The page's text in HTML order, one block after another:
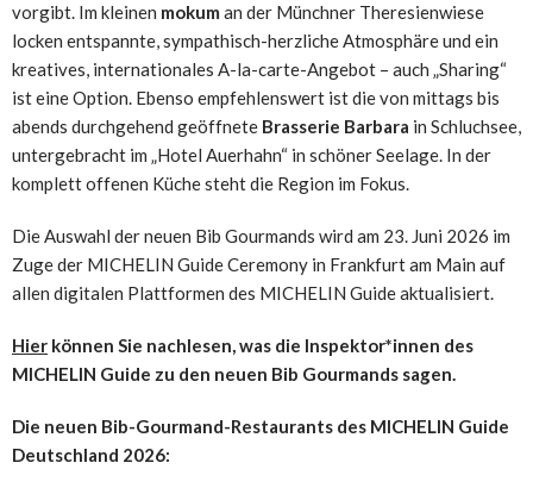
vorgibt. Im kleinen mokum an der Münchner Theresienwiese
locken entspannte, sympathisch-herzliche Atmosphäre und ein
kreatives, internationales A-la-carte-Angebot – auch „Sharing“
ist eine Option. Ebenso empfehlenswert ist die von mittags bis
abends durchgehend geöffnete Brasserie Barbara in Schluchsee,
untergebracht im „Hotel Auerhahn“ in schöner Seelage. In der
komplett offenen Küche steht die Region im Fokus.
Die Auswahl der neuen Bib Gourmands wird am 23. Juni 2026 im
Zuge der MICHELIN Guide Ceremony in Frankfurt am Main auf
allen digitalen Plattformen des MICHELIN Guide aktualisiert.
Hier können Sie nachlesen, was die Inspektor*innen des
MICHELIN Guide zu den neuen Bib Gourmands sagen.
Die neuen Bib-Gourmand-Restaurants des MICHELIN Guide
Deutschland 2026: